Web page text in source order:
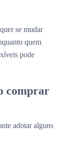
se mudar
quem
pode
comprar
adotar alguns